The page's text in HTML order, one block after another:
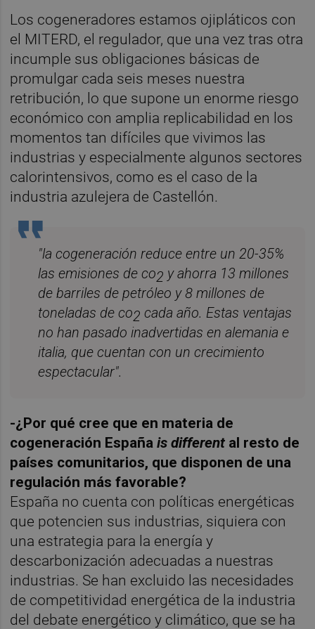
Los cogeneradores estamos ojipláticos con
el MITERD, el regulador, que una vez tras otra
incumple sus obligaciones básicas de
promulgar cada seis meses nuestra
retribución, lo que supone un enorme riesgo
económico con amplia replicabilidad en los
momentos tan difíciles que vivimos las
industrias y especialmente algunos sectores
calorintensivos, como es el caso de la
industria azulejera de Castellón.
"la cogeneración reduce entre un 20-35%
las emisiones de co2 y ahorra 13 millones
de barriles de petróleo y 8 millones de
toneladas de co2 cada año. Estas ventajas
no han pasado inadvertidas en alemania e
italia, que cuentan con un crecimiento
espectacular".
-¿Por qué cree que en materia de
cogeneración Españais different al resto de
países comunitarios, que disponen de una
regulación más favorable?
España no cuenta con políticas energéticas
que potencien sus industrias, siquiera con
una estrategia para la energía y
descarbonización adecuadas a nuestras
industrias. Se han excluido las necesidades
de competitividad energética de la industria
del debate energético y climático, que se ha